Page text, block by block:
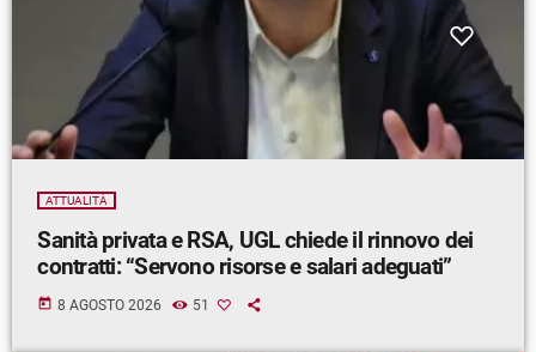
ATTUALITÀ
Sanità privata e RSA, UGL chiede il rinnovo dei
contratti: “Servono risorse e salari adeguati”
today 8 AGOSTO 2026 51